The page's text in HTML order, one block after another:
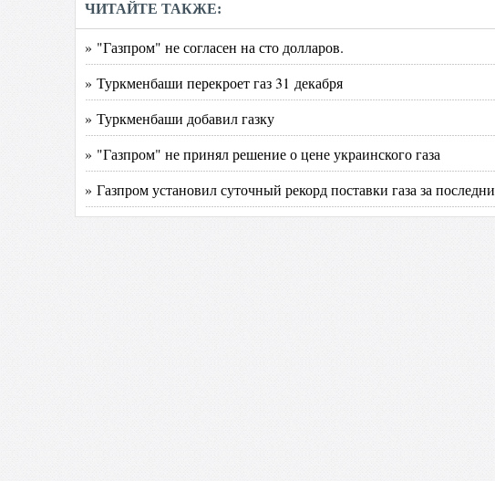
ЧИТАЙТЕ ТАКЖЕ:
» "Газпром" не согласен на сто долларов.
» Туркменбаши перекроет газ 31 декабря
» Туркменбаши добавил газку
» "Газпром" не принял решение о цене украинского газа
» Газпром установил суточный рекорд поставки газа за